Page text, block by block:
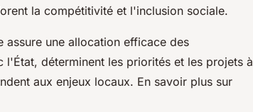
la compétitivité et l'inclusion sociale.
assure une allocation efficace des
déterminent les priorités et les projets à
aux enjeux locaux. En savoir plus sur